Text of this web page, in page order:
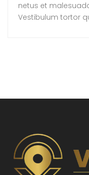
netus et
Vestibulum tortor